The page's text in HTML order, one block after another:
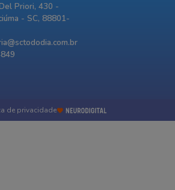
Priori, 430 -
- SC, 88801-
de privacidade